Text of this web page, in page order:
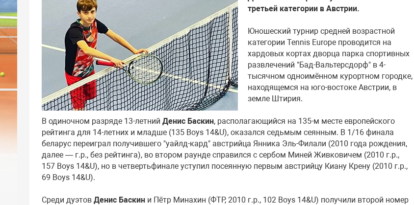
третьей категории в Австрии.
Юношеский турнир средней возрастной
категории Tennis Europe проводится на
хардовых кортах дворца парка спортивных
развлечений "Бад-Вальтерсдорф" в 4-
тысячном одноимённом курортном городке,
находящемся на юго-востоке Австрии, в
земле Штирия.
В одиночном разряде 13-летний Денис Баскин, располагающийся на 135-м месте европейского
рейтинга для 14-летних и младше (135 Boys 14&U), оказался седьмым сеянным. В 1/16 финала
беларус переиграл получившего "уайлд-кард" австрийца Янника Эль-Филали (2010 года рождения,
далее — г.р., без рейтинга), во втором раунде справился с сербом Миней Живковичем (2010 г.р.,
157 Boys 14&U), но в четвертьфинале уступил посеянную первым австрийцу Киану Крену (2010 г.р.,
69 Boys 14&U).
Среди дуэтов Денис Баскин и Пётр Минахин (ФТР, 2010 г.р., 102 Boys 14&U) получили второй номер